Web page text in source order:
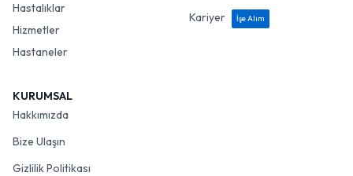
Hastalıklar
Hizmetler
Hastaneler
Kariyer
İşe Alım
KURUMSAL
Hakkımızda
Bize Ulaşın
Gizlilik Politikası